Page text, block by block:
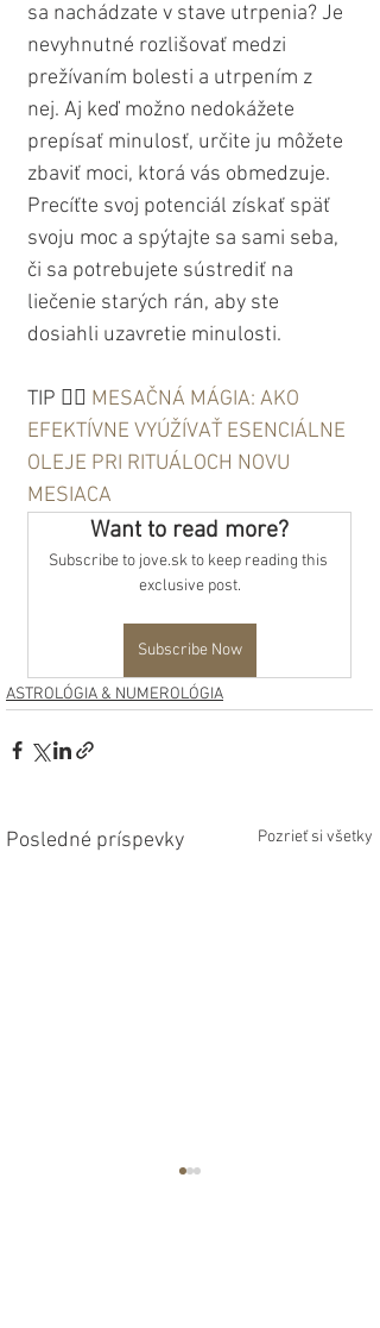
sa nachádzate v stave utrpenia? Je
nevyhnutné rozlišovať medzi
prežívaním bolesti a utrpením z
nej. Aj keď možno nedokážete
prepísať minulosť, určite ju môžete
zbaviť moci, ktorá vás obmedzuje.
Precíťte svoj potenciál získať späť
svoju moc a spýtajte sa sami seba,
či sa potrebujete sústrediť na
liečenie starých rán, aby ste
dosiahli uzavretie minulosti.
TIP 👉🏼 MESAČNÁ MÁGIA: AKO
EFEKTÍVNE VYÚŽÍVAŤ ESENCIÁLNE
OLEJE PRI RITUÁLOCH NOVU
MESIACA
Want to read more?
Subscribe to jove.sk to keep reading this
exclusive post.
Subscribe Now
ASTROLÓGIA & NUMEROLÓGIA
Posledné príspevky Pozrieť si všetky